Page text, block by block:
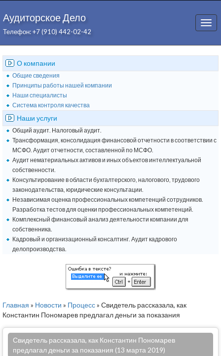
Аудиторское Дело
Телефон: +7 (910) 442-02-42
О компании
Общие сведения
Принципы работы нашей компании
Наши специалисты
Система контроля качества
Наши услуги
Общий аудит. Налоговый аудит.
Трансформация, консолидация финансовой отчетности в соответствии с
МСФО. Аудит отчетности, составленной по МСФО.
Аудит нематериальных активов и иных объектов интеллектуальной
собственности.
Консультирование в области бухгалтерского, налогового, трудового
законодательства, юридические консультации.
Независимая оценка профессиональных компетенций сотрудников.
Разработка тестов для оценки профессиональных компетенций.
Комплексный финансовый анализ деятельности компании для
собственника.
Кадровый и организационный консалтинг. Аудит кадрового
делопроизводства.
Главная » Новости » Процесс» Свидетель рассказала, как
Константин Пономарев предлагал деньги за показания
Свидетель рассказала, как Константин Пономарев
предлагал деньги за показания (13 марта 2019)